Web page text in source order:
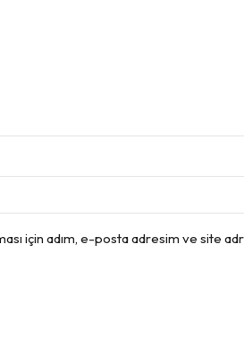
için adım, e-posta adresim ve site